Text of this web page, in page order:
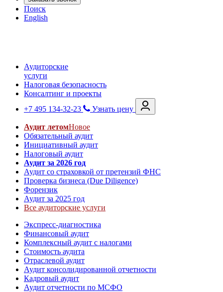
Поиск
English
Аудиторские
услуги
Налоговая безопасность
Консалтинг и проекты
+7 495 134-32-23
Узнать цену
Аудит летомНовое
Обязательный аудит
Инициативный аудит
Налоговый аудит
Аудит за 2026 год
Аудит со страховкой от претензий ФНС
Проверка бизнеса (Due Diligence)
Форензик
Аудит за 2025 год
Все аудиторские услуги
Экспресс-диагностика
Финансовый аудит
Комплексный аудит с налогами
Стоимость аудита
Отраслевой аудит
Аудит консолидированной отчетности
Кадровый аудит
Аудит отчетности по МСФО